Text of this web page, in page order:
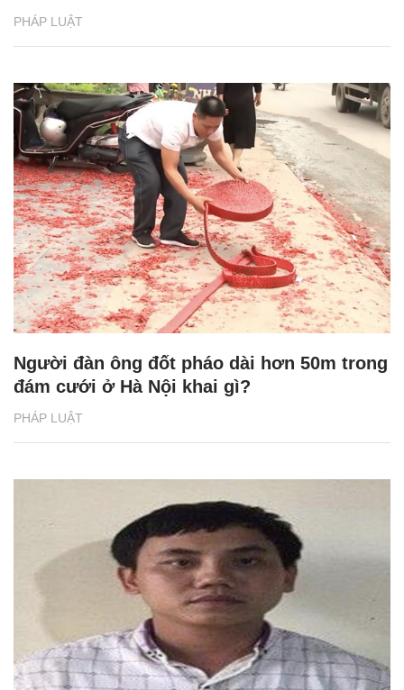
PHÁP LUẬT
PHÁP LUẬT
Người đàn ông đốt pháo dài hơn 50m trong
đám cưới ở Hà Nội khai gì?